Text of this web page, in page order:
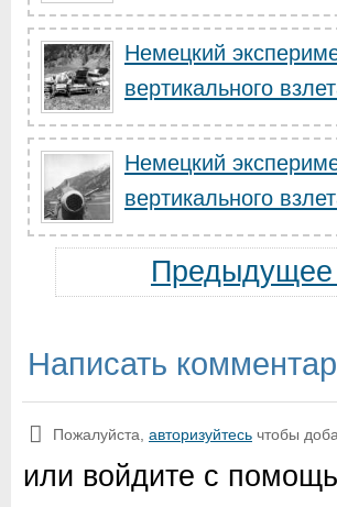
Немецкий
вертикального
Немецкий
вертикального
Написать
Пожалуйста, авторизуйтесь чтобы
или войдите с